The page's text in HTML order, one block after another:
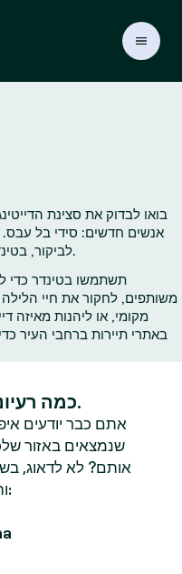
בואו לבדוק את סצינת
אנשים חדשים: סידי בל עבס.
לביקור, בטינדר תמצאו מלא מקומיים שנמצאים באזור.
תשתמשו בטינדר כדי
משותפים, לחקור את חיי
מקומי, או ליהנות מאיזה
באתרי תיירות ברחבי העיר
כמה רעיונות לדייטים בסידי בל עבס.
אתם כבר יודעים
שנמצאים באזור
אותם? לא לדאוג,
והרעיונות הכי טובים לדייטים בעיר: